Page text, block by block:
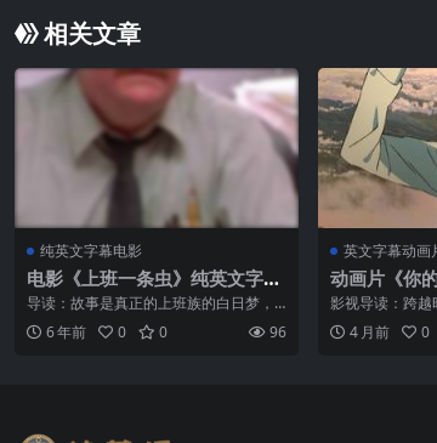
相关文章
纯英文字幕电影
电影《上班一条虫》纯英文字幕
MP4下载
导读：故事是真正的上班族的白日梦，
生性懦弱的彼得被意外催眠，由此性格
大变，翘班、迟到、顶撞老板，却意外
6 年前 0 0 96
英文字幕动画
动画片《你
e》纯英文
影视导读：跨
个灵魂在梦中相
海诚执导，神
4 月前 0